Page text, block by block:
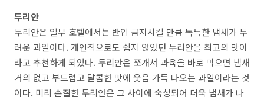
두리안
두리안은 일부 호텔에서는 반입 금지시킬 만큼 독특한 냄새가 두
려운 과일이다. 개인적으로도 쉽지 않았던 두리안을 최고의 맛이
라고 추천하게 되었다. 두리안은 쪼개서 과육을 바로 먹으면 냄새
거의 없고 부드럽고 달콤한 맛에 웃음 가득 나오는 과일이라는 것
이다. 미리 손질한 두리안은 그 사이에 숙성되어 더욱 냄새가 나